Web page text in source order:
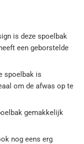
is deze spoelbak
een geborstelde
spoelbak is
om de afwas op te
gemakkelijk
nog eens erg